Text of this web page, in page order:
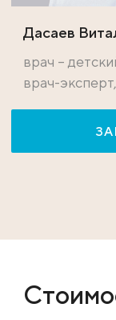
Дасаев
врач –
врач-